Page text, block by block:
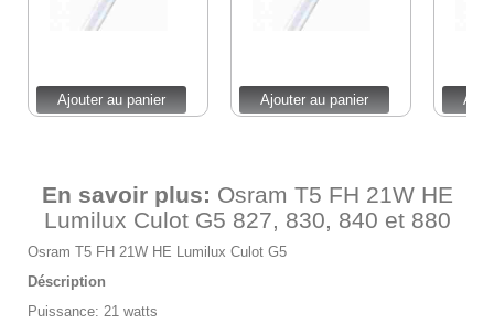
Ajouter au panier Ajouter au panier
En savoir plus: Osram T5 FH 21W HE
Lumilux Culot G5 827, 830, 840 et 880
Osram T5 FH 21W HE Lumilux Culot G5
Déscription
Puissance: 21 watts